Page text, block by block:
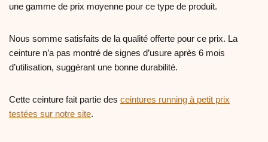
une gamme de prix moyenne pour ce type de produit.
Nous somme satisfaits de la qualité offerte pour ce prix. La
ceinture n’a pas montré de signes d’usure après 6 mois
d’utilisation, suggérant une bonne durabilité.
Cette ceinture fait partie des ceintures running à petit prix
testées sur notre site.